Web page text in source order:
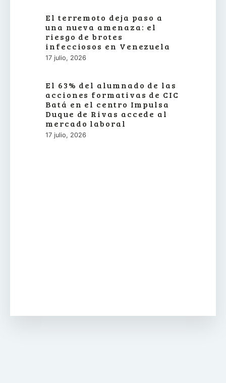
El terremoto deja paso a
una nueva amenaza: el
riesgo de brotes
infecciosos en Venezuela
17 julio, 2026
El 63% del alumnado de las
acciones formativas de CIC
Batá en el centro Impulsa
Duque de Rivas accede al
mercado laboral
17 julio, 2026